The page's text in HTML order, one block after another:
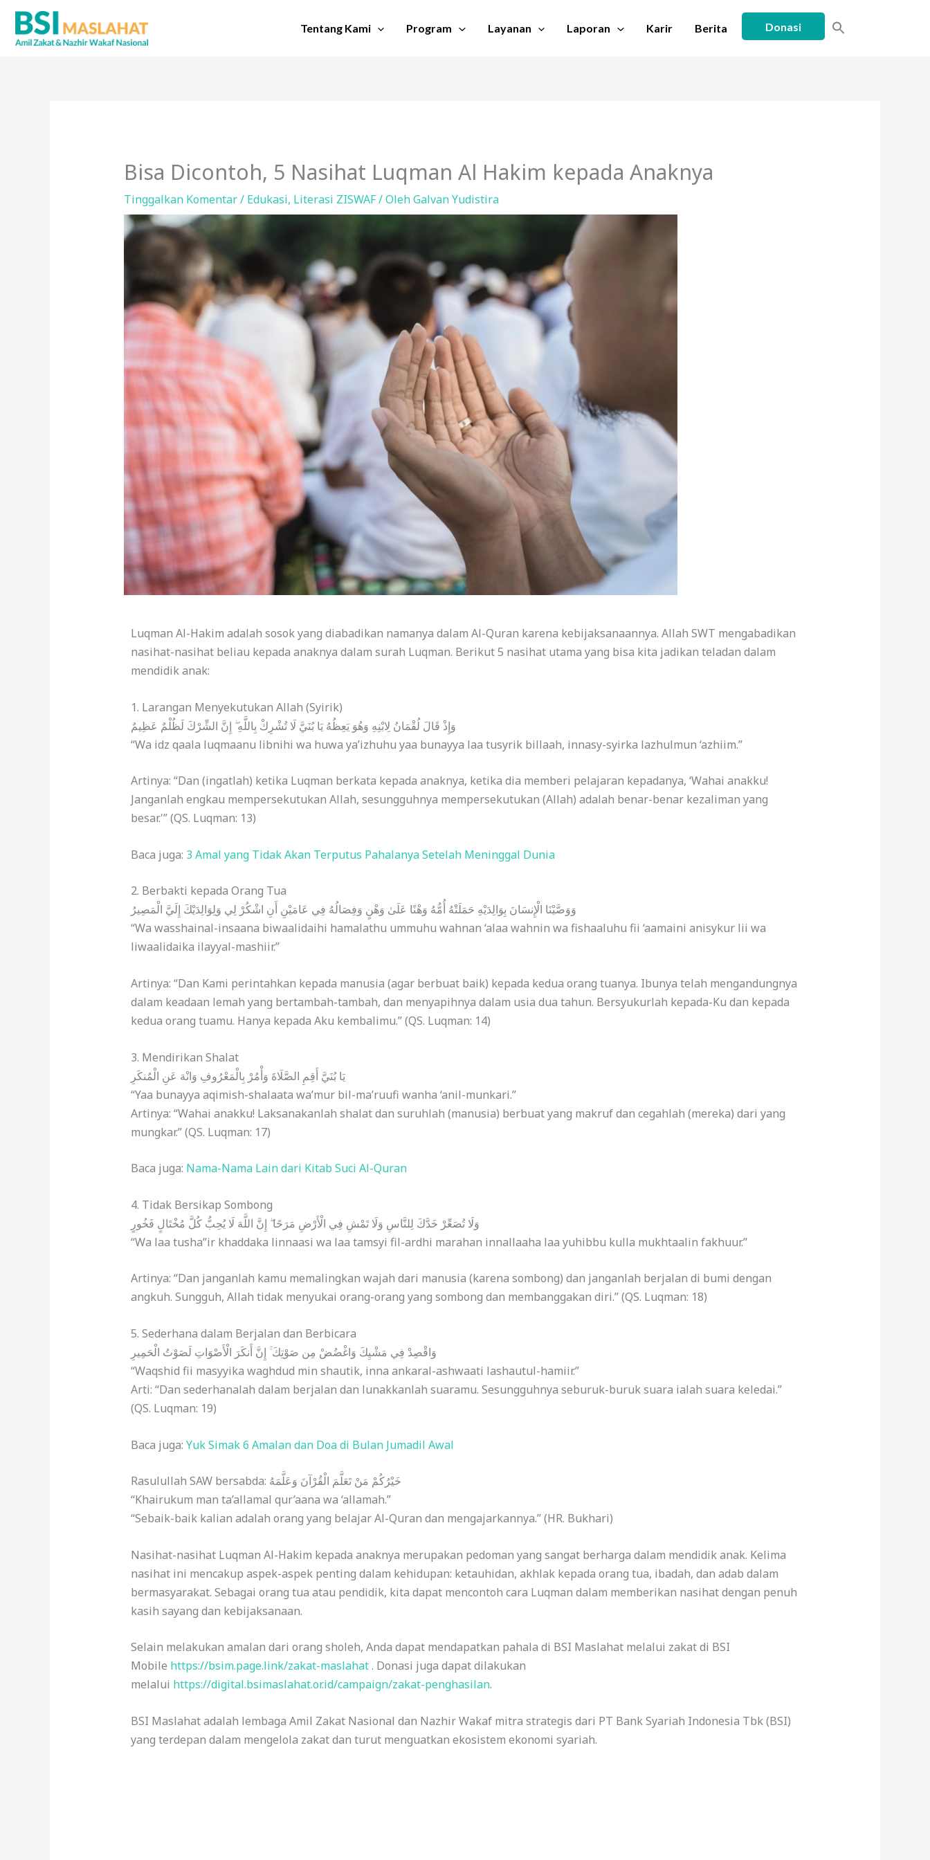
Lewati
konten
Tentang Kami Program Layanan Laporan Karir Berita Donasi
Bisa Dicontoh, 5 Nasihat Luqman Al Hakim kepada Anaknya
Tinggalkan Komentar/ Edukasi, Literasi ZISWAF/ OlehGalvan Yudistira
Luqman Al-Hakim adalah sosok yang diabadikan namanya dalam Al-Quran karena kebijaksanaannya. Allah SWT mengabadikan
nasihat-nasihat beliau kepada anaknya dalam surah Luqman. Berikut 5 nasihat utama yang bisa kita jadikan teladan dalam
mendidik anak:
1. Larangan Menyekutukan Allah (Syirik)
وَإِذْ قَالَ لُقْمَانُ لِابْنِهِ وَهُوَ يَعِظُهُ يَا بُنَيَّ لَا تُشْرِكْ بِاللَّهِ ۖ إِنَّ الشِّرْكَ لَظُلْمٌ عَظِيمٌ
“Wa idz qaala luqmaanu libnihi wa huwa ya’izhuhu yaa bunayya laa tusyrik billaah, innasy-syirka lazhulmun ‘azhiim.”
Artinya: “Dan (ingatlah) ketika Luqman berkata kepada anaknya, ketika dia memberi pelajaran kepadanya, ‘Wahai anakku!
Janganlah engkau mempersekutukan Allah, sesungguhnya mempersekutukan (Allah) adalah benar-benar kezaliman yang
besar.'” (QS. Luqman: 13)
Baca juga: 3 Amal yang Tidak Akan Terputus Pahalanya Setelah Meninggal Dunia
2. Berbakti kepada Orang Tua
وَوَصَّيْنَا الْإِنسَانَ بِوَالِدَيْهِ حَمَلَتْهُ أُمُّهُ وَهْنًا عَلَىٰ وَهْنٍ وَفِصَالُهُ فِي عَامَيْنِ أَنِ اشْكُرْ لِي وَلِوَالِدَيْكَ إِلَيَّ الْمَصِيرُ
“Wa wasshainal-insaana biwaalidaihi hamalathu ummuhu wahnan ‘alaa wahnin wa fishaaluhu fii ‘aamaini anisykur lii wa
liwaalidaika ilayyal-mashiir.”
Artinya: “Dan Kami perintahkan kepada manusia (agar berbuat baik) kepada kedua orang tuanya. Ibunya telah mengandungnya
dalam keadaan lemah yang bertambah-tambah, dan menyapihnya dalam usia dua tahun. Bersyukurlah kepada-Ku dan kepada
kedua orang tuamu. Hanya kepada Aku kembalimu.” (QS. Luqman: 14)
3. Mendirikan Shalat
يَا بُنَيَّ أَقِمِ الصَّلَاةَ وَأْمُرْ بِالْمَعْرُوفِ وَانْهَ عَنِ الْمُنكَرِ
“Yaa bunayya aqimish-shalaata wa’mur bil-ma’ruufi wanha ‘anil-munkari.”
Artinya: “Wahai anakku! Laksanakanlah shalat dan suruhlah (manusia) berbuat yang makruf dan cegahlah (mereka) dari yang
mungkar.” (QS. Luqman: 17)
Baca juga: Nama-Nama Lain dari Kitab Suci Al-Quran
4. Tidak Bersikap Sombong
وَلَا تُصَعِّرْ خَدَّكَ لِلنَّاسِ وَلَا تَمْشِ فِي الْأَرْضِ مَرَحًا ۖ إِنَّ اللَّهَ لَا يُحِبُّ كُلَّ مُخْتَالٍ فَخُورٍ
“Wa laa tusha”ir khaddaka linnaasi wa laa tamsyi fil-ardhi marahan innallaaha laa yuhibbu kulla mukhtaalin fakhuur.”
Artinya: “Dan janganlah kamu memalingkan wajah dari manusia (karena sombong) dan janganlah berjalan di bumi dengan
angkuh. Sungguh, Allah tidak menyukai orang-orang yang sombong dan membanggakan diri.” (QS. Luqman: 18)
5. Sederhana dalam Berjalan dan Berbicara
وَاقْصِدْ فِي مَشْيِكَ وَاغْضُضْ مِن صَوْتِكَ ۚ إِنَّ أَنكَرَ الْأَصْوَاتِ لَصَوْتُ الْحَمِيرِ
“Waqshid fii masyyika waghdud min shautik, inna ankaral-ashwaati lashautul-hamiir.”
Arti: “Dan sederhanalah dalam berjalan dan lunakkanlah suaramu. Sesungguhnya seburuk-buruk suara ialah suara keledai.”
(QS. Luqman: 19)
Baca juga: Yuk Simak 6 Amalan dan Doa di Bulan Jumadil Awal
Rasulullah SAW bersabda: خَيْرُكُمْ مَنْ تَعَلَّمَ الْقُرْآنَ وَعَلَّمَهُ
“Khairukum man ta’allamal qur’aana wa ‘allamah.”
“Sebaik-baik kalian adalah orang yang belajar Al-Quran dan mengajarkannya.” (HR. Bukhari)
Nasihat-nasihat Luqman Al-Hakim kepada anaknya merupakan pedoman yang sangat berharga dalam mendidik anak. Kelima
nasihat ini mencakup aspek-aspek penting dalam kehidupan: ketauhidan, akhlak kepada orang tua, ibadah, dan adab dalam
bermasyarakat. Sebagai orang tua atau pendidik, kita dapat mencontoh cara Luqman dalam memberikan nasihat dengan penuh
kasih sayang dan kebijaksanaan.
Selain melakukan amalan dari orang sholeh, Anda dapat mendapatkan pahala di BSI Maslahat melalui zakat di BSI
Mobile https://bsim.page.link/zakat-maslahat. Donasi juga dapat dilakukan
melalui https://digital.bsimaslahat.or.id/campaign/zakat-penghasilan.
BSI Maslahat adalah lembaga Amil Zakat Nasional dan Nazhir Wakaf mitra strategis dari PT Bank Syariah Indonesia Tbk (BSI)
yang terdepan dalam mengelola zakat dan turut menguatkan ekosistem ekonomi syariah.